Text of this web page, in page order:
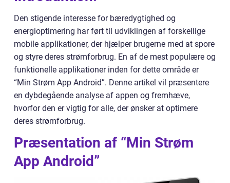
Den stigende interesse for bæredygtighed og
energioptimering har ført til udviklingen af forskellige
mobile applikationer, der hjælper brugerne med at spore
og styre deres strømforbrug. En af de mest populære og
funktionelle applikationer inden for dette område er
“Min Strøm App Android”. Denne artikel vil præsentere
en dybdegående analyse af appen og fremhæve,
hvorfor den er vigtig for alle, der ønsker at optimere
deres strømforbrug.
Præsentation af “Min Strøm
App Android”